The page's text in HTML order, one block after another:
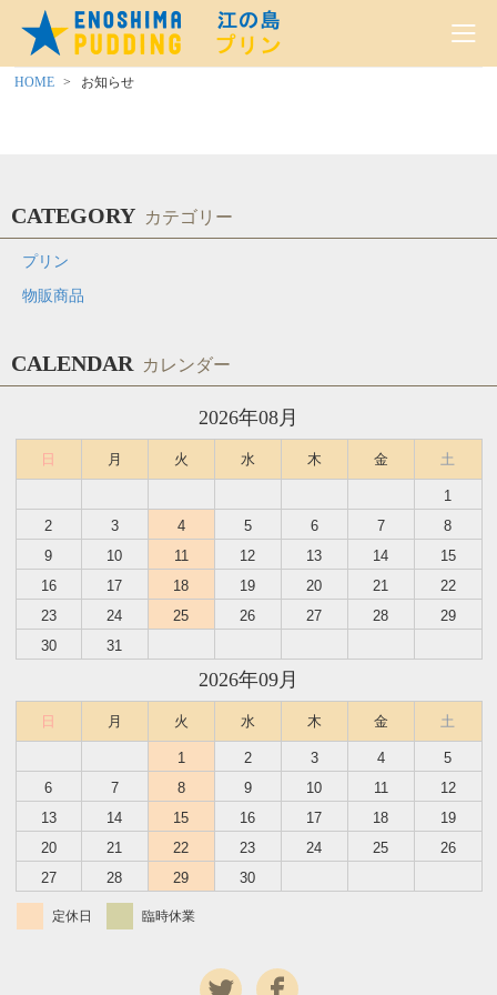
HOME お知らせ
CATEGORY カテゴリー
プリン
物販商品
CALENDAR カレンダー
2026年08月
日 月 火 水 木 金 土
1
2
3 4 5 6 7
8
9
10 11 12 13 14
15
16
17 18 19 20 21
22
23
24 25 26 27 28
29
30
31
2026年09月
日 月 火 水 木 金 土
1 2 3 4
5
6
7 8 9 10 11
12
13
14 15 16 17 18
19
20
21 22 23 24 25
26
27
28 29 30
定休日 臨時休業